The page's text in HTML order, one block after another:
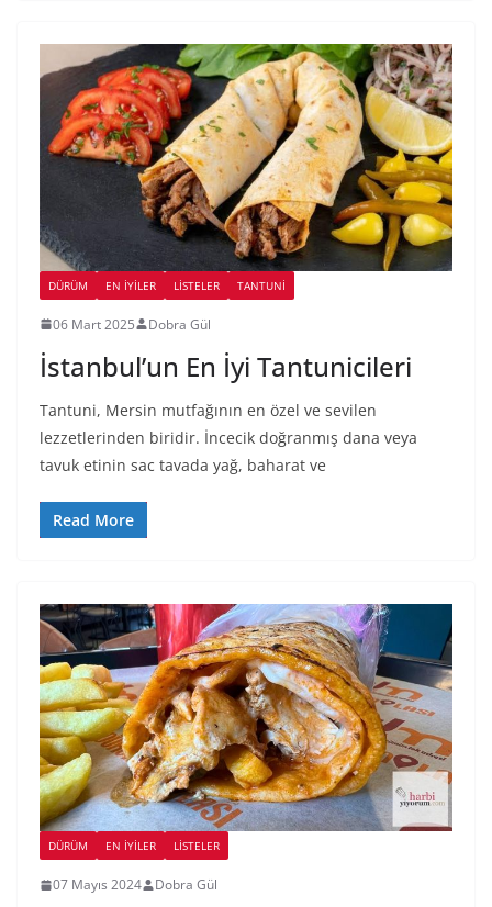
DÜRÜM EN İYILER LİSTELER TANTUNI
06 Mart 2025 Dobra Gül
İstanbul’un En İyi Tantunicileri
Tantuni, Mersin mutfağının en özel ve sevilen
lezzetlerinden biridir. İncecik doğranmış dana veya
tavuk etinin sac tavada yağ, baharat ve
Read More
DÜRÜM EN İYILER LİSTELER
07 Mayıs 2024 Dobra Gül